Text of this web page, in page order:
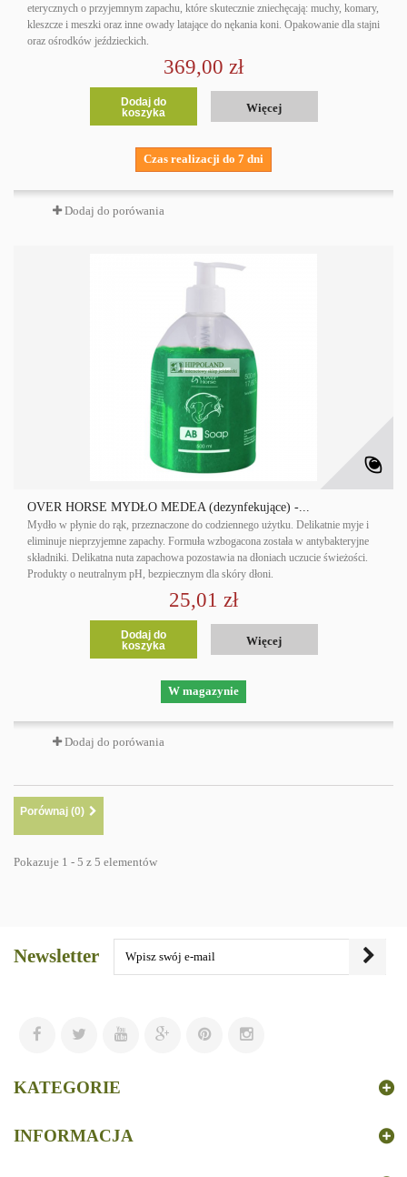
eterycznych o przyjemnym zapachu, które skutecznie zniechęcają: muchy, komary,
kleszcze i meszki oraz inne owady latające do nękania koni. Opakowanie dla stajni
oraz ośrodków jeździeckich.
369,00 zł
Dodaj do
koszyka
Więcej
Czas realizacji do 7 dni
Dodaj do porówania
OVER HORSE MYDŁO MEDEA (dezynfekujące) -...
Mydło w płynie do rąk, przeznaczone do codziennego użytku. Delikatnie myje i
eliminuje nieprzyjemne zapachy. Formuła wzbogacona została w antybakteryjne
składniki. Delikatna nuta zapachowa pozostawia na dłoniach uczucie świeżości.
Produkty o neutralnym pH, bezpiecznym dla skóry dłoni.
25,01 zł
Dodaj do
koszyka
Więcej
W magazynie
Dodaj do porówania
Porównaj (0)
Pokazuje 1 - 5 z 5 elementów
Newsletter
KATEGORIE
INFORMACJA